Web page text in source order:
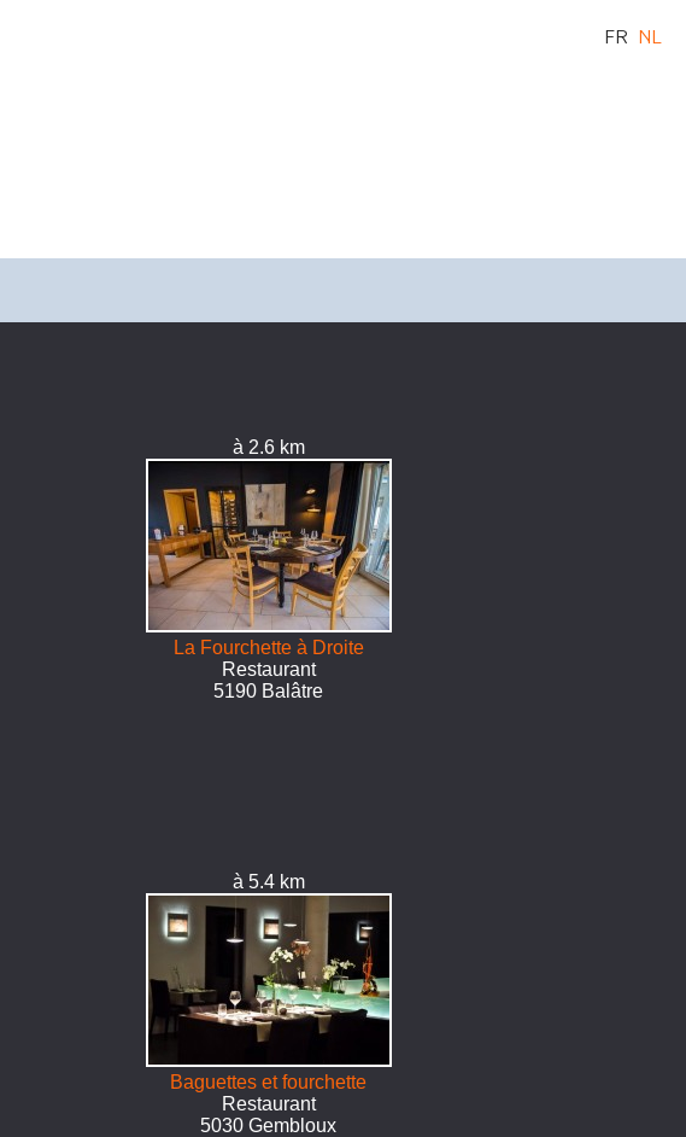
FR NL
à 2.6 km
La Fourchette à Droite
Restaurant
5190 Balâtre
à 5.4 km
Baguettes et fourchette
Restaurant
5030 Gembloux